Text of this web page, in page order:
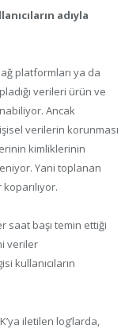
adıyla
platformları ya da
verileri ürün ve
Ancak
verilerin korunması
kimliklerinin
Yani toplanan
saat başı temin ettiği
veriler
kullanıcıların
iletilen log’larda,